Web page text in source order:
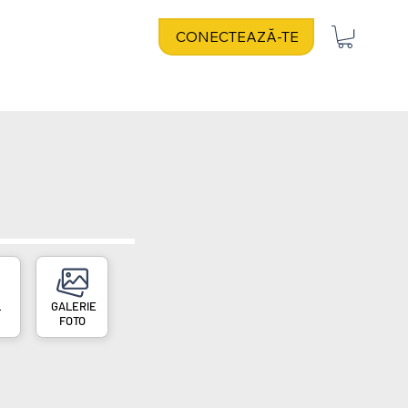
CONECTEAZĂ-TE
FOTO